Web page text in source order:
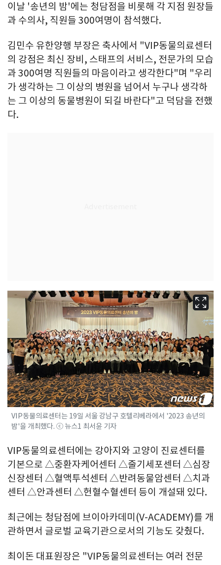
이날 '송년의 밤'에는 청담점을 비롯해 각 지점 원장들
과 수의사, 직원들 300여명이 참석했다.
김민수 유한양행 부장은 축사에서 "VIP동물의료센터
의 강점은 최신 장비, 스태프의 서비스, 전문가의 모습
과 300여명 직원들의 마음이라고 생각한다"며 "우리
가 생각하는 그 이상의 병원을 넘어서 누구나 생각하
는 그 이상의 동물병원이 되길 바란다"고 덕담을 전했
다.
VIP동물의료센터는 19일 서울 강남구 호텔리베라에서 '2023 송년의
밤'을 개최했다. ⓒ 뉴스1 최서윤 기자
VIP동물의료센터에는 강아지와 고양이 진료센터를
기본으로 △중환자케어센터 △줄기세포센터 △심장
신장센터 △혈액투석센터 △반려동물암센터 △치과
센터 △안과센터 △헌혈수혈센터 등이 개설돼 있다.
최근에는 청담점에 브이아카데미(V-ACADEMY)를 개
관하면서 글로벌 교육기관으로서의 기능도 갖췄다.
최이돈 대표원장은 "VIP동물의료센터는 여러 전문